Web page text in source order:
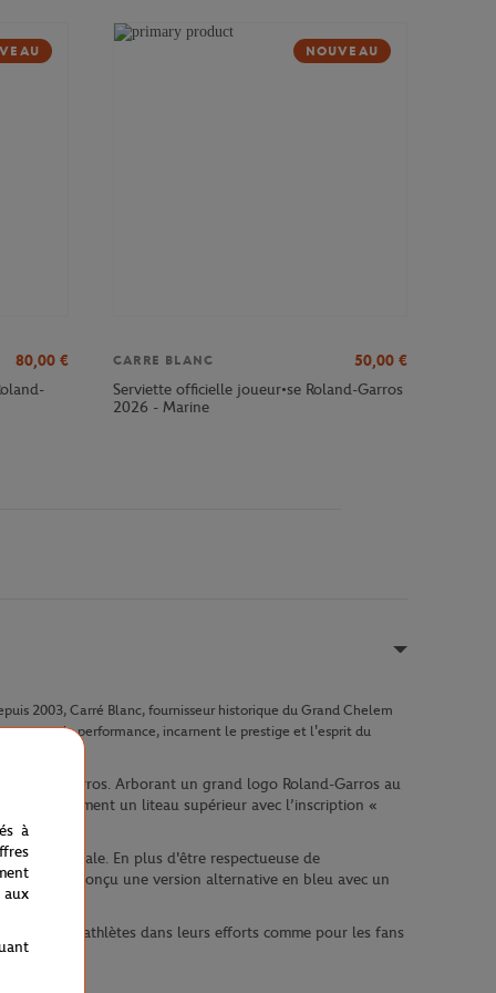
80,00 €
NOUVEAU
CARRE BLANC 50,00 €
Serviette officielle joueur•se Roland-Garros
2026 - Marine
2003, Carré Blanc, fournisseur historique du Grand Chelem
et de performance, incarnent le prestige et l'esprit du
Roland-Garros. Arborant un grand logo Roland-Garros au
inclut également un liteau supérieur avec l’inscription «
optimale. En plus d'être respectueuse de
conçu une version alternative en bleu avec un
les athlètes dans leurs efforts comme pour les fans
à
aux